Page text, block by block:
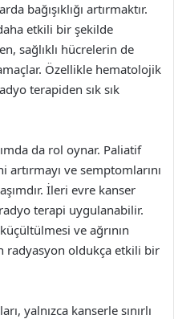
bağışıklığı artırmaktır.
etkili bir şekilde
sağlıklı hücrelerin de
Özellikle hematolojik
terapiden sık sık
da rol oynar. Paliatif
artırmayı ve semptomlarını
İleri evre kanser
terapi uygulanabilir.
ve ağrının
radyasyon oldukça etkili bir
yalnızca kanserle sınırlı